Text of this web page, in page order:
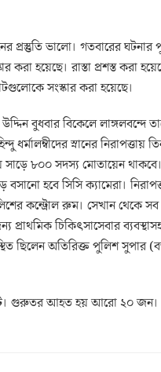
ভালো। গতবারের ঘটনার
করা হয়েছে। রাস্তা প্রশস্ত করা
সংস্কার করা হয়েছে।
বুধবার বিকেলে লাঙ্গলবন্দে
ধর্মালম্বীদের স্নানের নিরাপত্তায়
সাড়ে ৮০০ সদস্য মোতায়েন
হবে সিসি ক্যামেরা।
কন্ট্রোল রুম। সেখান থেকে
চিকিৎসাসেবার
ছিলেন অতিরিক্ত পুলিশ সুপার
ঘটে। গুরুতর আহত হয় আরো ২০ জন।